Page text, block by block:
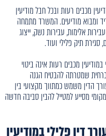
מכבים רעות ובכל חבל מודיעין
ומבוא מודיעים. המשרד מתמחה
אלימות, עבירות נשק, ייצוג
תיק פלילי ועוד.
מכבים רעות אינה ביטוי
שמטרתה להבטיח הגנה
הדין משמש כמתווך מקצועי בין
מסייע למטייל להבין סביבה חדשה
דין פלילי במודיעין